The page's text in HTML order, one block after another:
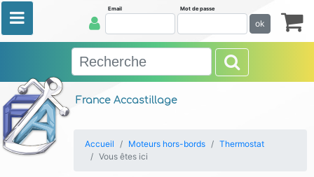
France Accastillage
Email Mot de passe
ok
Accueil Moteurs hors-bords
Thermostat
Vous êtes ici